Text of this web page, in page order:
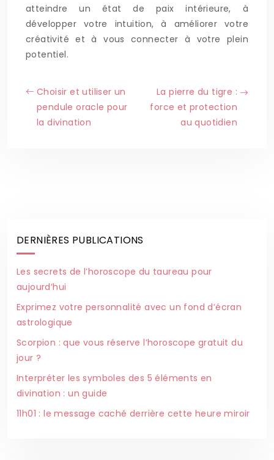
atteindre un état de paix intérieure, à
développer votre intuition, à améliorer votre
créativité et à vous connecter à votre plein
potentiel.
Choisir et utiliser un
pendule oracle pour
la divination
La pierre du tigre :
force et protection
au quotidien
DERNIÈRES PUBLICATIONS
Les secrets de l’horoscope du taureau pour
aujourd’hui
Exprimez votre personnalité avec un fond d’écran
astrologique
Scorpion : que vous réserve l’horoscope gratuit du
jour ?
Interpréter les symboles des 5 éléments en
divination : un guide
11h01 : le message caché derrière cette heure miroir